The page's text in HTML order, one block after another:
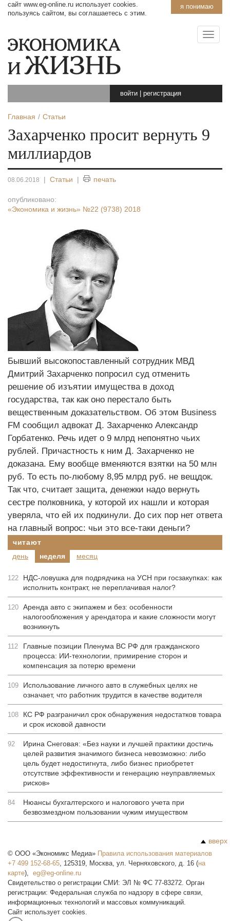
я понимаю
сайт www.eg-online.ru использует cookies.
пользуясь сайтом, вы соглашаетесь с этим.
войти регистрация
Главная Статьи
Захарченко просит вернуть 9
миллиардов
08.06.2018 | Статьи | печать
опубликовано:
«Экономика и жизнь» №22 (9738) 2018
Бывший высокопоставленный сотрудник МВД
Дмитрий Захарченко попросил суд отменить
решение об изъятии имущества в доход
государства, так как оно перестало быть
вещественным доказательством. Об этом Business
FM сообщил адвокат Д. Захарченко Александр
Горбатенко. Речь идет о 9 млрд непонятно чьих
рублей. Причастность к ним Д. Захарченко не
доказана. Ему вообще вменяются взятки на 50 млн
руб. То есть по-любому 8,95 млрд руб. не вещдок.
Так что, считает защита, денежки надо вернуть
сестре полковника, у которой их нашли и которая
уверяла, что ей их подкинули. До сих пор нет ответа
на главный вопрос: чьи это все-таки деньги?
читают
день
неделя месяц
122
НДС-ловушка для подрядчика на УСН при госзакупках: как
исполнить контракт, не переплачивая налог?
120 Аренда авто с экипажем и без: особенности
налогообложения у арендатора и какие сложности могут
возникнуть
112
Главные позиции Пленума ВС РФ для гражданского
процесса: ИИ-технологии, примирение сторон и
компенсация за потерю времени
109
Использование личного авто в служебных целях не
означает, что работник трудится в качестве водителя
108
КС РФ разграничил срок обнаружения недостатков товара
и срок исковой давности
92
Ирина Снеговая: «Без науки и лучшей практики достичь
целей развития значимого бизнеса невозможно: либо
цель будет недостигнута, либо бизнес приобретет
отсутствие эффективности и генерацию неуправляемых
рисков»
84
Нюансы бухгалтерского и налогового учета при
безвозмездном пользовании чужим имуществом
вверх
© ООО «Экономикс Медиа» Правила использования материалов
+7 499 152-68-65, 125319, Москва, ул. Черняховского, д. 16 (на
карте),
Свидетельство о регистрации СМИ: ЭЛ № ФС 77-83272. Орган
регистрации: Федеральная служба по надзору в сфере связи,
информационных технологий и массовых коммуникаций.
Сайт использует cookies.